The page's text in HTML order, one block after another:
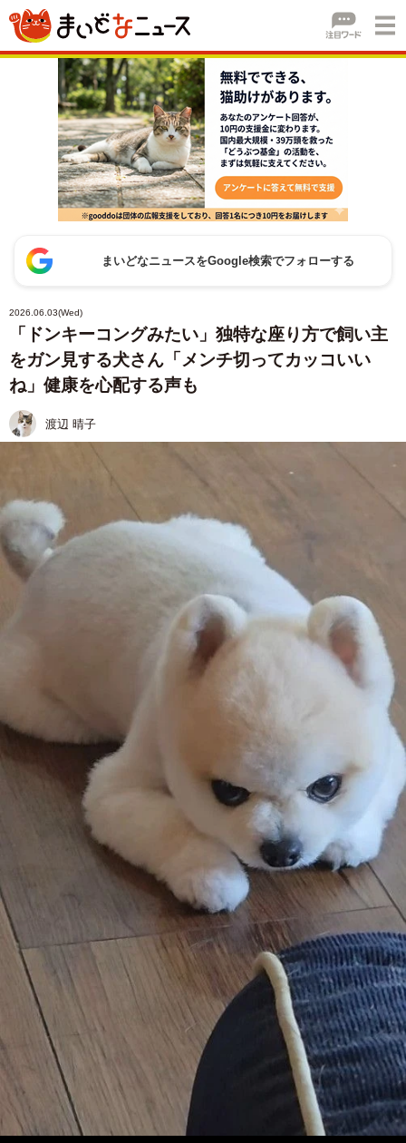
まいどなニュースをGoogle検索でフォローする
2026.06.03(Wed)
「ドンキーコングみたい」独特な座り方で飼い主
をガン見する犬さん「メンチ切ってカッコいい
ね」健康を心配する声も
渡辺 晴子